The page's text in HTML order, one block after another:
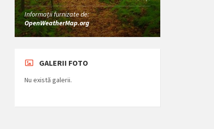
Informații furnizate de:
OpenWeatherMap.org
GALERII FOTO
Nu există galerii.